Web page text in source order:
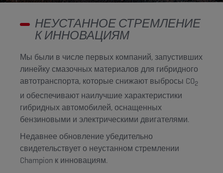
НЕУСТАННОЕ СТРЕМЛЕНИЕ
К ИННОВАЦИЯМ
Мы были в числе первых компаний, запустивших
линейку смазочных материалов для гибридного
автотранспорта, которые снижают выбросы CO2
и обеспечивают наилучшие характеристики
гибридных автомобилей, оснащенных
бензиновыми и электрическими двигателями.
Недавнее обновление убедительно
свидетельствует о неустанном стремлении
Champion к инновациям.